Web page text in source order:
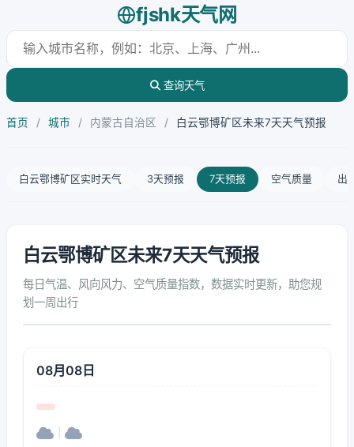
fjshk天气网
查询天气
首页 / 城市 / 内蒙古自治区 / 白云鄂博矿区未来7天天气预报
白云鄂博矿区实时天气 3天预报 7天预报 空气质量 出
白云鄂博矿区未来7天天气预报
每日气温、风向风力、空气质量指数，数据实时更新，助您规
划一周出行
08月08日